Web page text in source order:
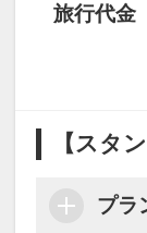
旅行代金
【スタ
プラ